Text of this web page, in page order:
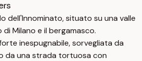
dell'Innominato, situato su una valle
Milano e il bergamasco.
inespugnabile, sorvegliata da
da una strada tortuosa con